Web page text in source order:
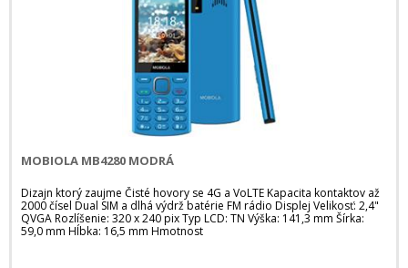
MOBIOLA MB4280 MODRÁ
Dizajn ktorý zaujme Čisté hovory se 4G a VoLTE Kapacita kontaktov až
2000 čísel Dual SIM a dlhá výdrž batérie FM rádio Displej Velikosť: 2,4"
QVGA Rozlíšenie: 320 x 240 pix Typ LCD: TN Výška: 141,3 mm Šírka:
59,0 mm Hĺbka: 16,5 mm Hmotnost